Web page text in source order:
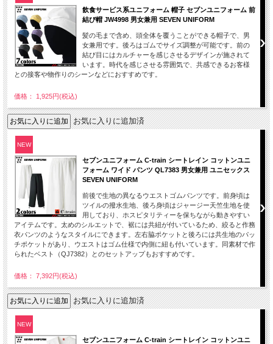
飲食サービス系ユニフォーム 帽子 セブンユニフォーム 前
結び帽 JW4998 男女兼用 SEVEN UNIFORM
髪の毛まで含め、頭全体を覆うことができる帽子で、男
女兼用です。後ろはゴムでサイズ調整が可能です。前の
結び目にはカルチャーを感じさせるデザインが施されて
います。時代を感じさせる雰囲気で、共感できるお客様
との接客や物作りのシーンなどにおすすめです。
価格： 1,925円(税込)
お気に入りに追加済
NEW
セブンユニフォーム C-train シートレイン コットンユニ
フォーム ワイド パンツ QL7383 男女兼用 ユニセックス
SEVEN UNIFORM
前後で生地の異なるウエストゴムパンツです。前身頃は
ツイルの撥水生地、後ろ身頃はジャージー天竺生地を使
用しており、ホスピタリティーを保ちながら動きやすい
アイテムです。太めのシルエットで、裾には共紐が付いているため、絞ると作務
衣パンツのようなスタイルにできます。左右脇ポケットと後ろには共生地のパッ
チポケットがあり、ウエストはゴム仕様で内側に紐も付いています。同素材で作
られたベスト（QJ7382）とのセットアップもおすすめです。
価格： 7,392円(税込)
お気に入りに追加済
NEW
セブンユニフォーム C-train シートレイン コットンユニ